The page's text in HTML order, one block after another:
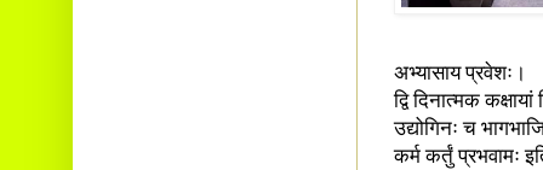
अभ्यासाय प्रवेशः।
द्वि दिनात्मक
उद्योगिनः च
कर्म कर्तुं प्रभवामः